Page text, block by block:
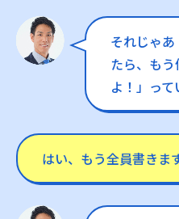
それじゃ
たら、も
よ！」っ
はい、もう全員書きま